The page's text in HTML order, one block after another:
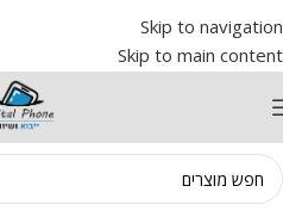
Skip to navigation
Skip to main content